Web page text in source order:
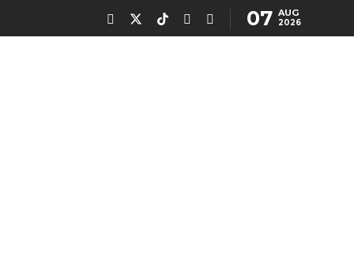
07 AUG
2026